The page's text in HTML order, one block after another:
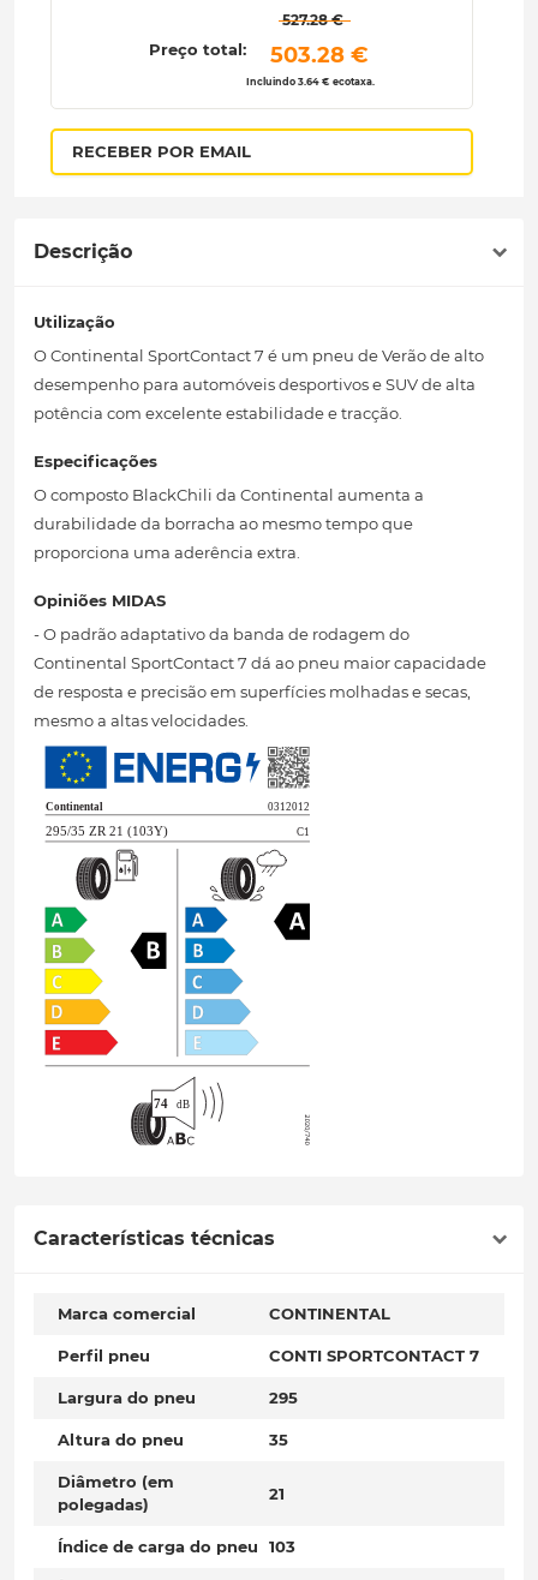
Preço total:
527.28 €
503.28 €
Incluindo 3.64 € ecotaxa.
RECEBER POR EMAIL
Descrição
Utilização
O Continental SportContact 7 é um pneu de Verão de alto
desempenho para automóveis desportivos e SUV de alta
potência com excelente estabilidade e tracção.
Especificações
O composto BlackChili da Continental aumenta a
durabilidade da borracha ao mesmo tempo que
proporciona uma aderência extra.
Opiniões MIDAS
- O padrão adaptativo da banda de rodagem do
Continental SportContact 7 dá ao pneu maior capacidade
de resposta e precisão em superfícies molhadas e secas,
mesmo a altas velocidades.
Características técnicas
Marca comercial CONTINENTAL
Perfil pneu CONTI SPORTCONTACT 7
Largura do pneu 295
Altura do pneu 35
Diâmetro (em
polegadas)
21
Índice de carga do pneu 103